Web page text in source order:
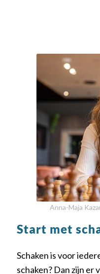
Anna-Maja
Start met
Schaken is voor
schaken? Dan zijn er